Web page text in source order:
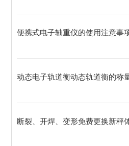
便携式电子轴重仪的使用注意事
动态电子轨道衡动态轨道衡的称
断裂、开焊、变形免费更换新秤